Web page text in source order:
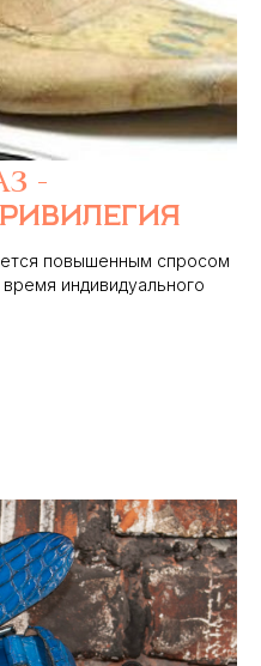
-
повышенным спросом
индивидуального